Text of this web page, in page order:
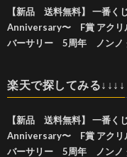
【新品 送料無料】 一番く
Anniversary〜 F賞 アクリ
バーサリー 5周年 ノンノ
楽天で探してみる↓↓↓↓
【新品 送料無料】 一番く
Anniversary〜 F賞 アクリ
バーサリー 5周年 ノンノ